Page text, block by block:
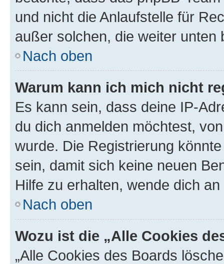
und nicht die Anlaufstelle für
außer solchen, die weiter unten
Nach oben
Warum kann ich mich nicht
Es kann sein, dass deine IP-
du dich anmelden möchtest,
wurde. Die Registrierung
sein, damit sich keine neuen
Hilfe zu erhalten, wende dich
Nach oben
Wozu ist die „Alle Cookies
„Alle Cookies des Boards